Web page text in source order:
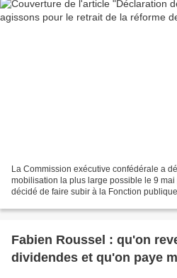
La Commission exécutive confédérale a
mobilisation la plus large possible le 9
décidé de faire subir à la Fonction
Fabien Roussel : qu'on
dividendes et qu'on paye